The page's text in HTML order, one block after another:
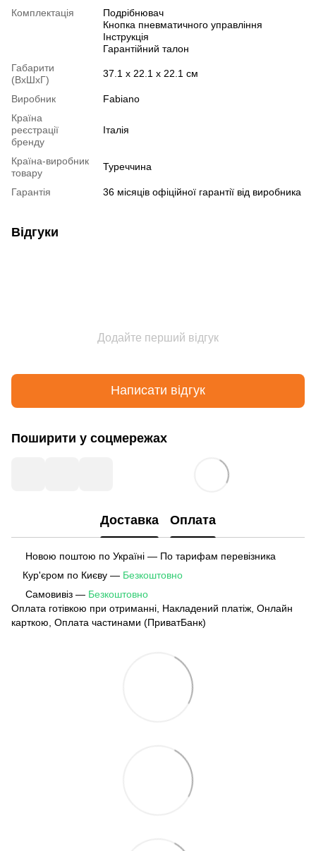
Комплектація
Подрібнювач
Кнопка пневматичного управління
Інструкція
Гарантійний талон
Габарити
(ВхШхГ)
37.1 х 22.1 х 22.1 см
Виробник
Fabiano
Країна
реєстрації
бренду
Італія
Країна-виробник
товару
Туреччина
Гарантія 36 місяців офіційної гарантії від виробника
Відгуки
Додайте перший відгук
Написати відгук
Поширити у соцмережах
Доставка Оплата
Новою поштою по Україні — По тарифам перевізника
Кур'єром по Києву — Безкоштовно
Самовивіз — Безкоштовно
Оплата готівкою при отриманні, Накладений платіж, Онлайн
карткою, Оплата частинами (ПриватБанк)